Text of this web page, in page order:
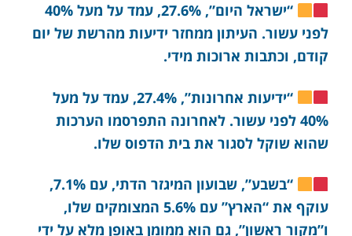
“ישראל היום”, 27.6%, עמד על מעל 40%
לפני עשור. העיתון ממחזר ידיעות מהרשת של יום
קודם, וכתבות ארוכות מידי.
“ידיעות אחרונות”, 27.4%, עמד על מעל
40% לפני עשור. לאחרונה התפרסמו הערכות
שהוא שוקל לסגור את בית הדפוס שלו.
“בשבע”, שבועון המיגזר הדתי, עם 7.1%,
עוקף את “הארץ” עם 5.6% המצומקים שלו,
ו”מקור ראשון”, גם הוא ממומן באופן מלא על ידי